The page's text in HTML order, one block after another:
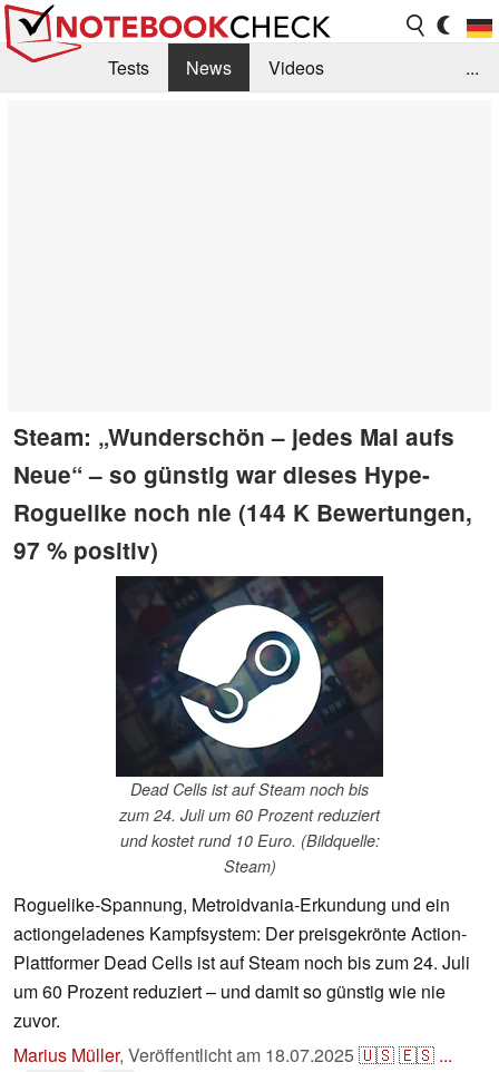
Tests News
Videos
...
Steam: „Wunderschön – jedes Mal aufs
Neue“ – so günstig war dieses Hype-
Roguelike noch nie (144 K Bewertungen,
97 % positiv)
Dead Cells ist auf Steam noch bis
zum 24. Juli um 60 Prozent reduziert
und kostet rund 10 Euro. (Bildquelle:
Steam)
Roguelike-Spannung, Metroidvania-Erkundung und ein
actiongeladenes Kampfsystem: Der preisgekrönte Action-
Plattformer Dead Cells ist auf Steam noch bis zum 24. Juli
um 60 Prozent reduziert – und damit so günstig wie nie
zuvor.
Marius Müller, Veröffentlicht am 18.07.2025🇺🇸🇪🇸 ...